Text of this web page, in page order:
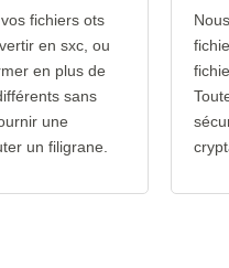
fichiers ots
en sxc, ou
en plus de
sans
une
un filigrane.